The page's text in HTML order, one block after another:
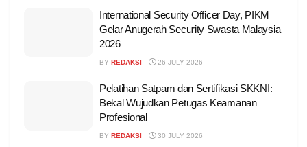
International Security Officer Day, PIKM
Gelar Anugerah Security Swasta Malaysia
2026
BY REDAKSI 26 JULY 2026
Pelatihan Satpam dan Sertifikasi SKKNI:
Bekal Wujudkan Petugas Keamanan
Profesional
BY REDAKSI 30 JULY 2026